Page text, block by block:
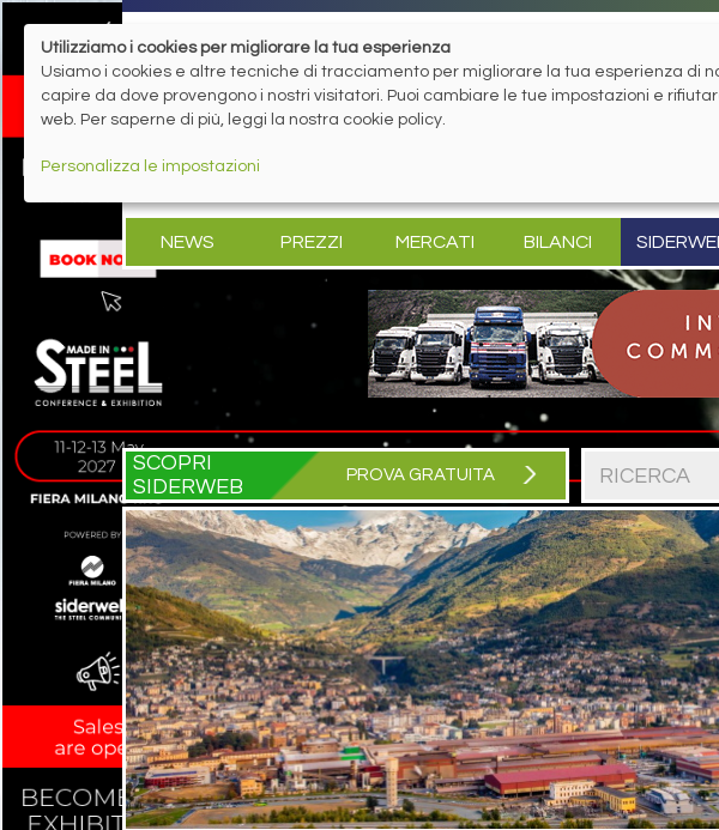
NEWS PREZZI MERCATI BILANCI
SCOPRI
SIDERWEB
PROVA GRATUITA
Utilizziamo i cookies per migliorare la tua esperienza
Usiamo i cookies e altre tecniche di tracciamento per migliorare la tua esperienza di
capire da dove provengono i nostri visitatori. Puoi cambiare le tue impostazioni e
web. Per saperne di più, leggi la nostra cookie policy.
Personalizza le impostazioni